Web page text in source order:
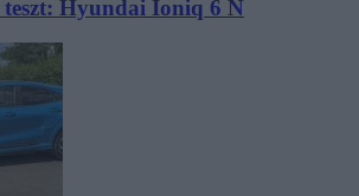
Hyundai Ioniq 6 N